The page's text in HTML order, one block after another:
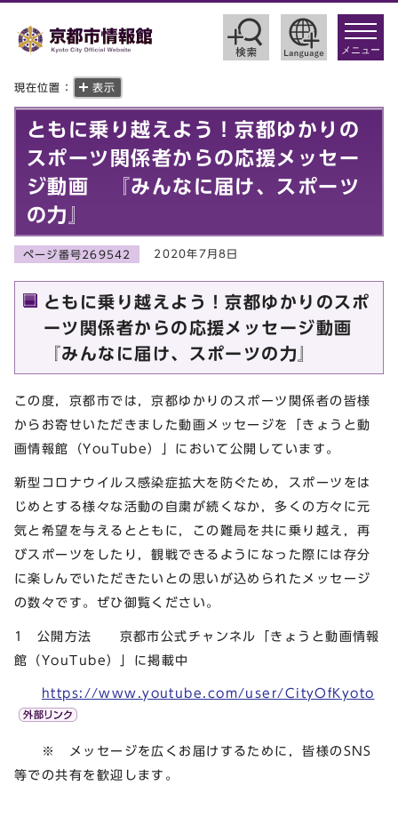
toggle
メニュー
現在位置： 表示
ともに乗り越えよう！京都ゆかりの
スポーツ関係者からの応援メッセー
ジ動画 『みんなに届け、スポーツ
の力』
ページ番号269542 2020年7月8日
ともに乗り越えよう！京都ゆかりのスポ
ーツ関係者からの応援メッセージ動画
『みんなに届け、スポーツの力』
この度，京都市では，京都ゆかりのスポーツ関係者の皆様
からお寄せいただきました動画メッセージを「きょうと動
画情報館（YouTube）」において公開しています。
新型コロナウイルス感染症拡大を防ぐため，スポーツをは
じめとする様々な活動の自粛が続くなか，多くの方々に元
気と希望を与えるとともに，この難局を共に乗り越え，再
びスポーツをしたり，観戦できるようになった際には存分
に楽しんでいただきたいとの思いが込められたメッセージ
の数々です。ぜひ御覧ください。
1 公開方法 京都市公式チャンネル「きょうと動画情報
館（YouTube）」に掲載中
https://www.youtube.com/user/CityOfKyoto
※ メッセージを広くお届けするために，皆様のSNS
等での共有を歓迎します。